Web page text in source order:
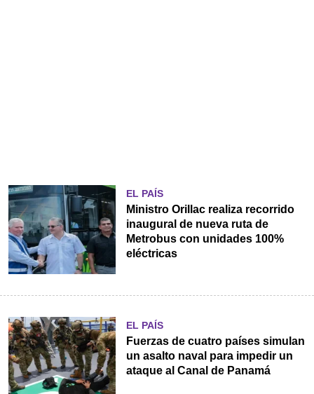
EL PAÍS
Ministro Orillac realiza recorrido
inaugural de nueva ruta de
Metrobus con unidades 100%
eléctricas
EL PAÍS
Fuerzas de cuatro países simulan
un asalto naval para impedir un
ataque al Canal de Panamá